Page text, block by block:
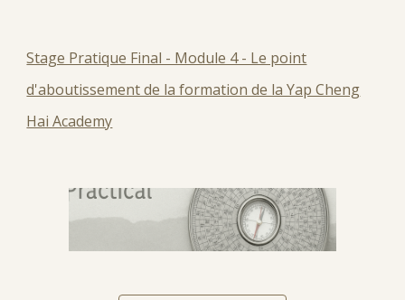
Stage Pratique Final - Module 4 - Le point
d'aboutissement de la formation de la Yap Cheng
Hai Academy